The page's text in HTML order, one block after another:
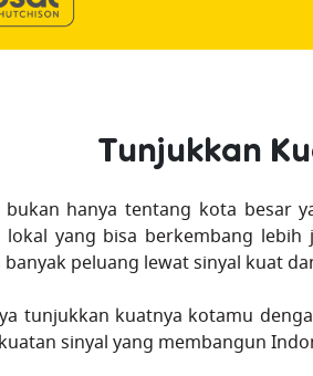
Tunjukkan
bukan hanya tentang kota besar
lokal yang bisa berkembang
peluang lewat sinyal kuat
tunjukkan kuatnya kotamu
sinyal yang membangun